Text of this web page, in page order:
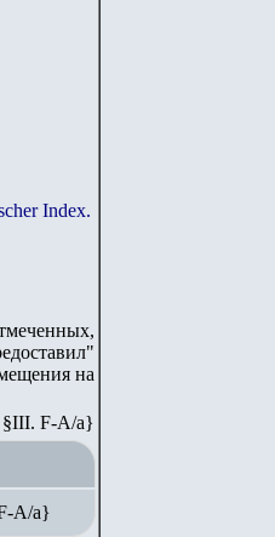
Index.
на
F-A/а}
А/а}